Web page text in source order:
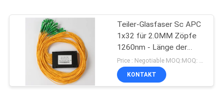
Teiler-Glasfaser Sc APC
1x32 für 2.0MM Zöpfe
1260nm - Länge der
Arbeits-1650nm
Price : Negotiable MOQ:MOQ: 100PCS
KONTAKT